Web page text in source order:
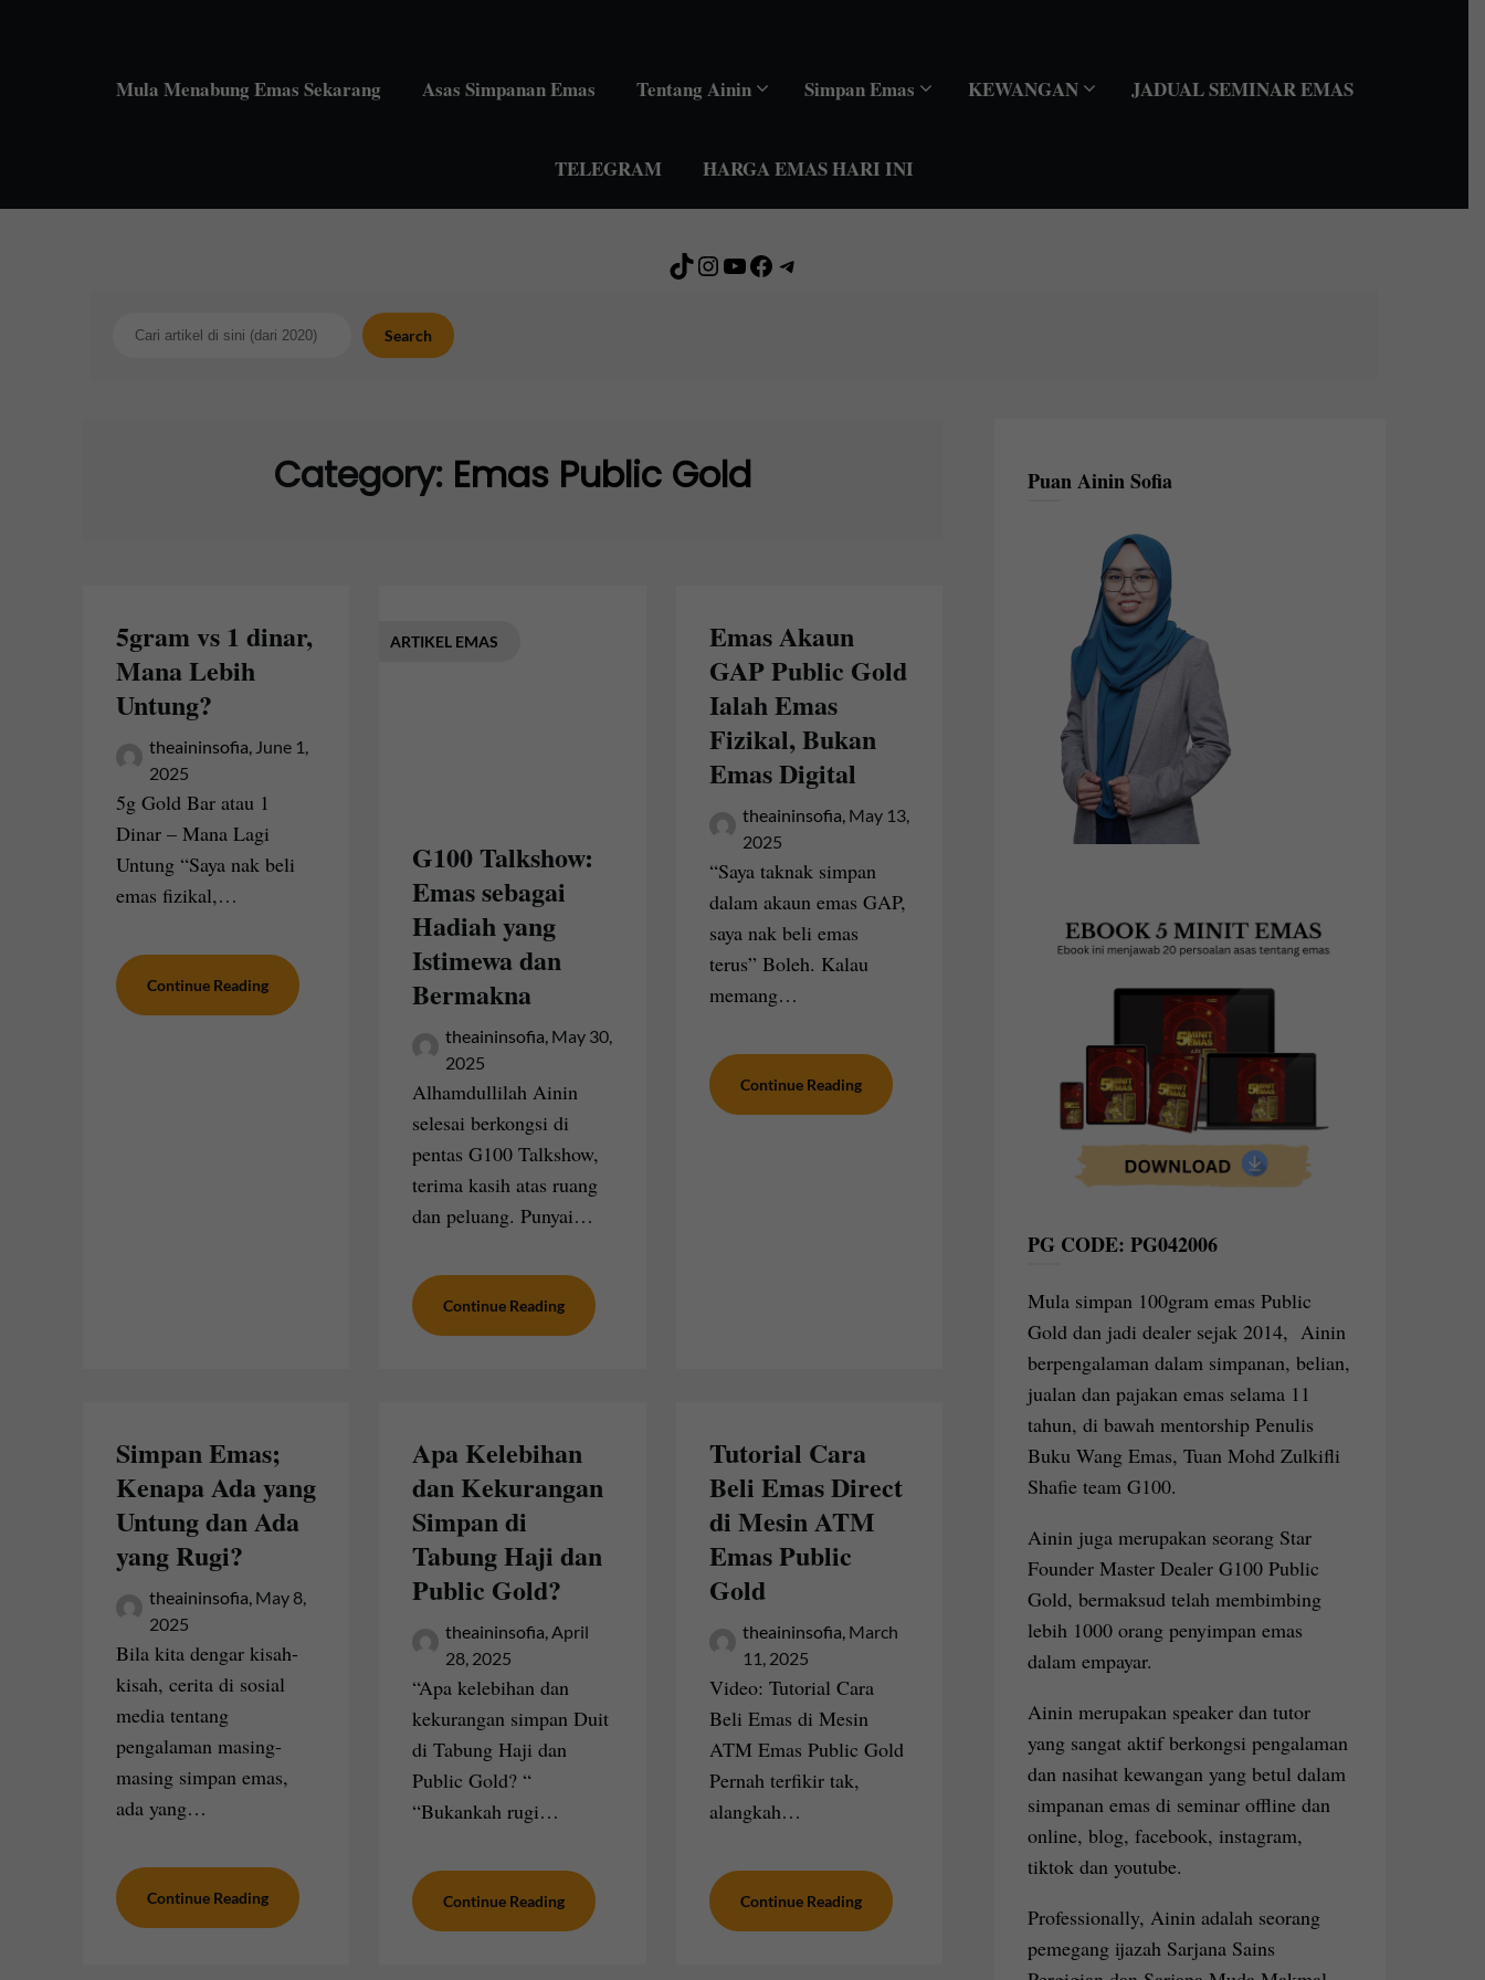
Mula Menabung Emas Sekarang Asas Simpanan Emas Tentang Ainin Simpan Emas KEWANGAN JADUAL SEMINAR EMAS
TELEGRAM HARGA EMAS HARI INI
TikTok
Instagram
YouTube
Facebook
Telegram
Search Search
Category: Emas Public Gold
5gram vs 1 dinar,
Mana Lebih
Untung?
theaininsofia, June 1,
2025
5g Gold Bar atau 1
Dinar – Mana Lagi
Untung “Saya nak beli
emas fizikal,…
Continue Reading
ARTIKEL EMAS
G100 Talkshow:
Emas sebagai
Hadiah yang
Istimewa dan
Bermakna
theaininsofia, May 30,
2025
Alhamdullilah Ainin
selesai berkongsi di
pentas G100 Talkshow,
terima kasih atas ruang
dan peluang. Punyai…
Continue Reading
Emas Akaun
GAP Public Gold
Ialah Emas
Fizikal, Bukan
Emas Digital
theaininsofia, May 13,
2025
“Saya taknak simpan
dalam akaun emas GAP,
saya nak beli emas
terus” Boleh. Kalau
memang…
Continue Reading
Simpan Emas;
Kenapa Ada yang
Untung dan Ada
yang Rugi?
theaininsofia, May 8,
2025
Bila kita dengar kisah-
kisah, cerita di sosial
media tentang
pengalaman masing-
masing simpan emas,
ada yang…
Continue Reading
Apa Kelebihan
dan Kekurangan
Simpan di
Tabung Haji dan
Public Gold?
theaininsofia,April
28, 2025
“Apa kelebihan dan
kekurangan simpan Duit
di Tabung Haji dan
Public Gold? “
“Bukankah rugi…
Continue Reading
Tutorial Cara
Beli Emas Direct
di Mesin ATM
Emas Public
Gold
theaininsofia, March
11, 2025
Video: Tutorial Cara
Beli Emas di Mesin
ATM Emas Public Gold
Pernah terfikir tak,
alangkah…
Continue Reading
Puan Ainin Sofia
PG CODE: PG042006
Mula simpan 100gram emas Public
Gold dan jadi dealer sejak 2014, Ainin
berpengalaman dalam simpanan, belian,
jualan dan pajakan emas selama 11
tahun, di bawah mentorship Penulis
Buku Wang Emas, Tuan Mohd Zulkifli
Shafie team G100.
Ainin juga merupakan seorang Star
Founder Master Dealer G100 Public
Gold, bermaksud telah membimbing
lebih 1000 orang penyimpan emas
dalam empayar.
Ainin merupakan speaker dan tutor
yang sangat aktif berkongsi pengalaman
dan nasihat kewangan yang betul dalam
simpanan emas di seminar offline dan
online, blog, facebook, instagram,
tiktok dan youtube.
Professionally, Ainin adalah seorang
pemegang ijazah Sarjana Sains